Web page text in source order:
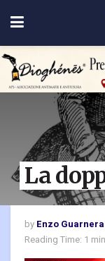
La
by Enzo Guarnera
Reading Time: 1